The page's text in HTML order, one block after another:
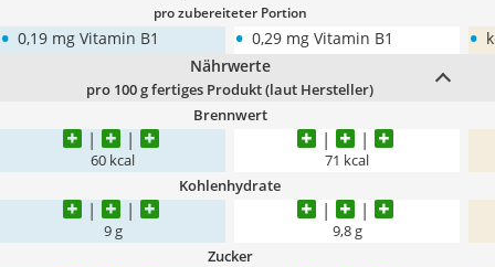
pro zubereiteter Portion
• 0,19 mg Vitamin B1 • 0,29 mg Vitamin B1 •
Nährwerte
pro 100 g fertiges Produkt (laut Hersteller)
Brennwert
60 kcal 71 kcal
Kohlenhydrate
9 g 9,8 g
Zucker